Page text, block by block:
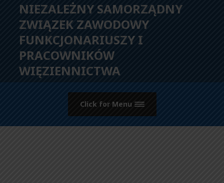
NIEZALEŻNY SAMORZĄDNY
ZWIĄZEK ZAWODOWY
FUNKCJONARIUSZY I
PRACOWNIKÓW
WIĘZIENNICTWA
Click for Menu